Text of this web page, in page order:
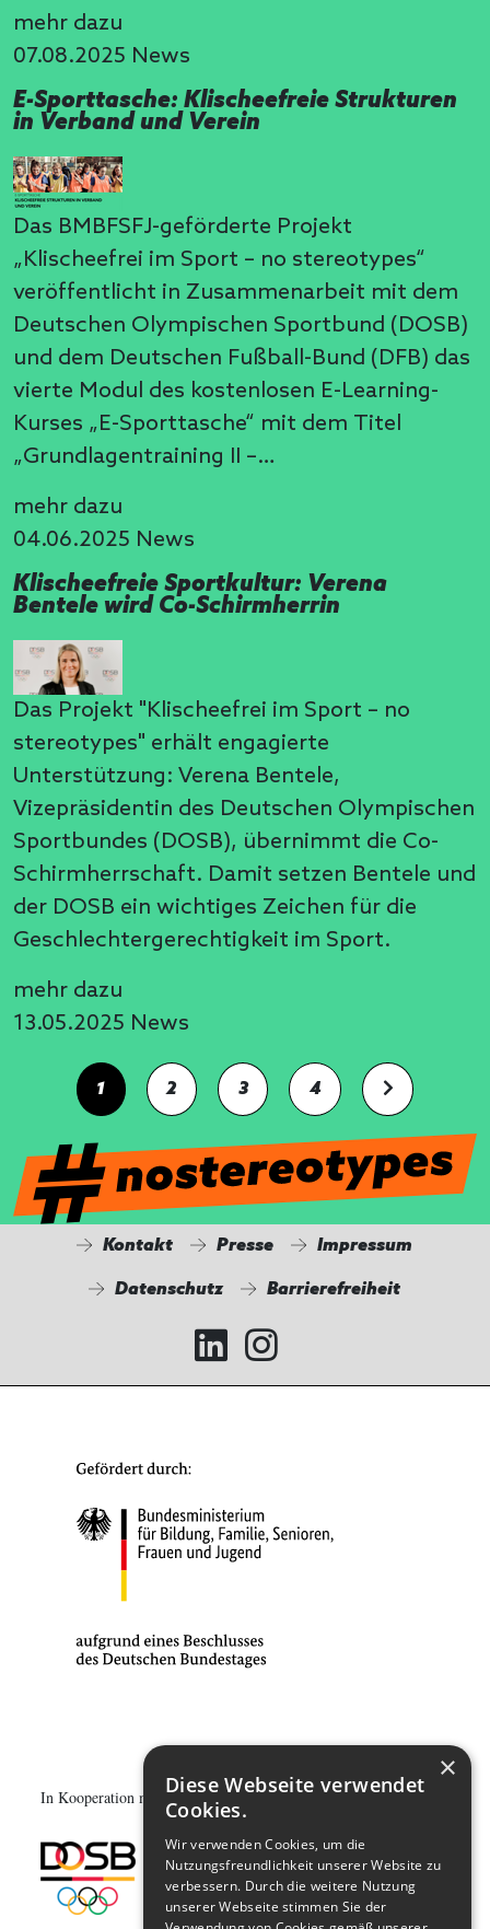
mehr dazu
07.08.2025 News
E-Sporttasche: Klischeefreie Strukturen
in Verband und Verein
Das BMBFSFJ-geförderte Projekt
„Klischeefrei im Sport – no stereotypes“
veröffentlicht in Zusammenarbeit mit dem
Deutschen Olympischen Sportbund (DOSB)
und dem Deutschen Fußball-Bund (DFB) das
vierte Modul des kostenlosen E-Learning-
Kurses „E-Sporttasche“ mit dem Titel
„Grundlagentraining II –…
mehr dazu
04.06.2025 News
Klischeefreie Sportkultur: Verena
Bentele wird Co-Schirmherrin
Das Projekt "Klischeefrei im Sport – no
stereotypes" erhält engagierte
Unterstützung: Verena Bentele,
Vizepräsidentin des Deutschen Olympischen
Sportbundes (DOSB), übernimmt die Co-
Schirmherrschaft. Damit setzen Bentele und
der DOSB ein wichtiges Zeichen für die
Geschlechtergerechtigkeit im Sport.
mehr dazu
13.05.2025 News
1 2 3 4
Kontakt Presse Impressum
Datenschutz Barrierefreiheit
In Kooperation mit:
×
Diese Webseite verwendet
Cookies.
Wir verwenden Cookies, um die
Nutzungsfreundlichkeit unserer Website zu
verbessern. Durch die weitere Nutzung
unserer Webseite stimmen Sie der